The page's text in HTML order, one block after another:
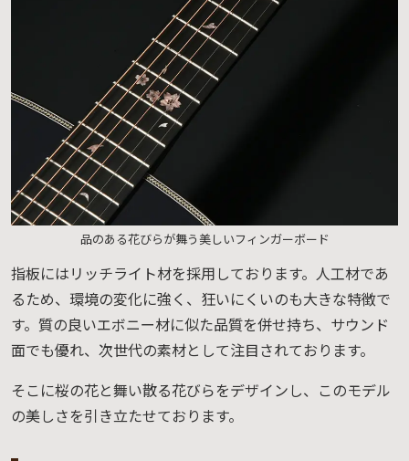
品のある花びらが舞う美しいフィンガーボード
指板にはリッチライト材を採用しております。人工材であ
るため、環境の変化に強く、狂いにくいのも大きな特徴で
す。質の良いエボニー材に似た品質を併せ持ち、サウンド
面でも優れ、次世代の素材として注目されております。
そこに桜の花と舞い散る花びらをデザインし、このモデル
の美しさを引き立たせております。